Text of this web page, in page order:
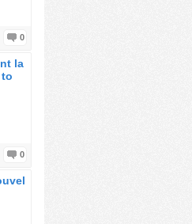
0
la
to
0